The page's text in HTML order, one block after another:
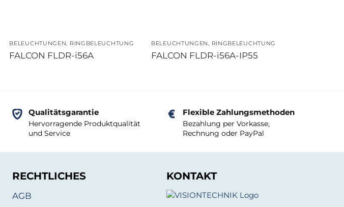
BELEUCHTUNGEN, RINGBELEUCHTUNG
FALCON FLDR-i56A
BELEUCHTUNGEN, RINGBELEUCHTUNG
FALCON FLDR-i56A-IP55
Qualitätsgarantie
Hervorragende Produktqualität
und Service
Flexible Zahlungsmethoden
Bezahlung per Vorkasse,
Rechnung oder PayPal
RECHTLICHES
AGB
KONTAKT